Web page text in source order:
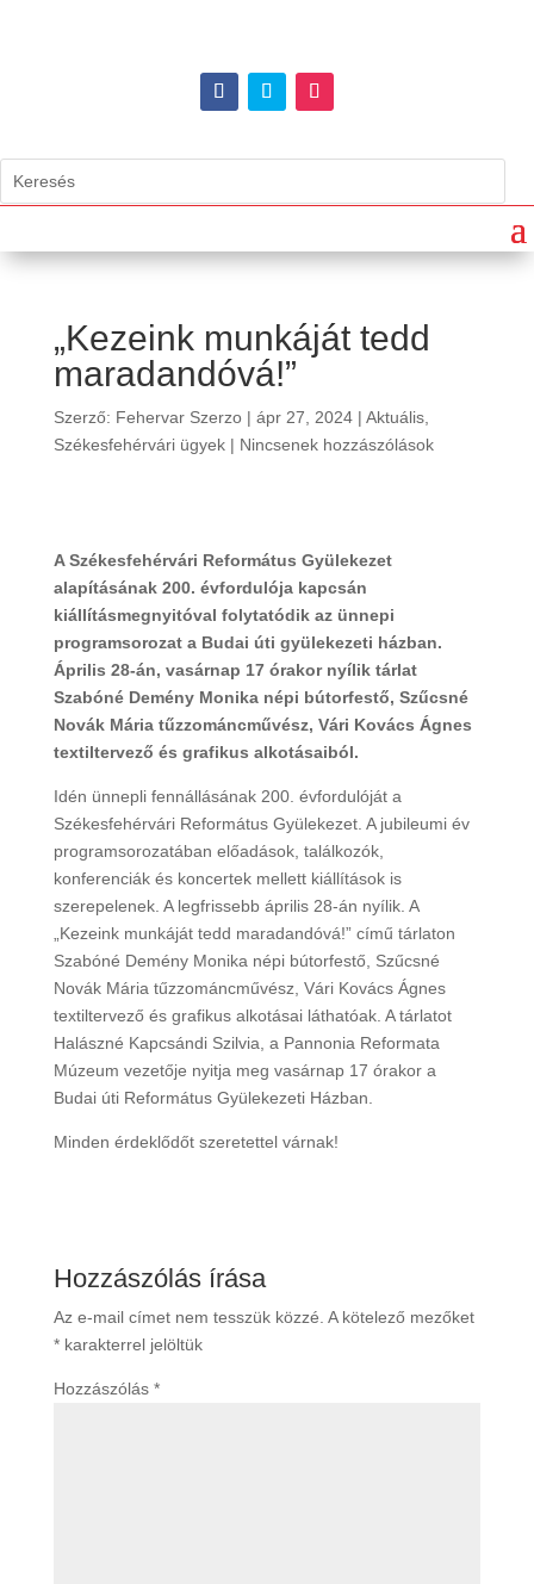
„Kezeink munkáját tedd
maradandóvá!”
Szerző: Fehervar Szerzo| ápr 27, 2024| Aktuális,
Székesfehérvári ügyek| Nincsenek hozzászólások
A Székesfehérvári Református Gyülekezet
alapításának 200. évfordulója kapcsán
kiállításmegnyitóval folytatódik az ünnepi
programsorozat a Budai úti gyülekezeti házban.
Április 28-án, vasárnap 17 órakor nyílik tárlat
Szabóné Demény Monika népi bútorfestő, Szűcsné
Novák Mária tűzzománcművész, Vári Kovács Ágnes
textiltervező és grafikus alkotásaiból.
Idén ünnepli fennállásának 200. évfordulóját a
Székesfehérvári Református Gyülekezet. A jubileumi év
programsorozatában előadások, találkozók,
konferenciák és koncertek mellett kiállítások is
szerepelenek. A legfrissebb április 28-án nyílik. A
„Kezeink munkáját tedd maradandóvá!” című tárlaton
Szabóné Demény Monika népi bútorfestő, Szűcsné
Novák Mária tűzzománcművész, Vári Kovács Ágnes
textiltervező és grafikus alkotásai láthatóak. A tárlatot
Halászné Kapcsándi Szilvia, a Pannonia Reformata
Múzeum vezetője nyitja meg vasárnap 17 órakor a
Budai úti Református Gyülekezeti Házban.
Minden érdeklődőt szeretettel várnak!
Hozzászólás írása
Az e-mail címet nem tesszük közzé. A kötelező mezőket
*karakterrel jelöltük
Hozzászólás *